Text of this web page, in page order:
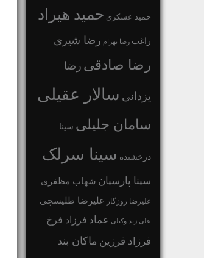
حمید عسکری حمید هیراد
راغب رضا بهرام رضا شیری
رضا صادقی رضا
یزدانی سالار عقیلی
سامان جلیلی سینا
درخشنده سینا سرلک
سینا پارسیان شهاب مظفری
علیرضا روزگار علیرضا طلیسچی
علی زند وکیلی عماد فرزاد فرخ
فرزاد فرزین ماکان بند